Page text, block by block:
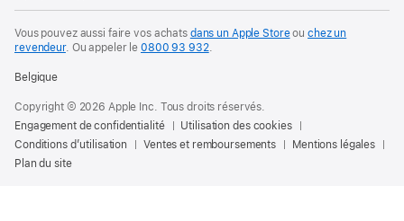
Vous pouvez aussi faire vos achats dans un Apple Storeouchez un
revendeur. Ouappeler le0800 93 932.
Belgique
Copyright © 2026 Apple Inc. Tous droits réservés.
Engagement de confidentialité
Utilisation des cookies
Conditions d’utilisation
Ventes et remboursements
Mentions légales
Plan du site